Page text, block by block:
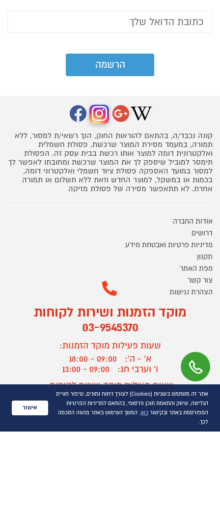
קונה נכבד/ה, בהתאם להוראות החוק, הנך רשאי/ת למסור, ללא
תמורה, במעמד מסירת המוצר שרכשת, פסולת חשמלית
ואלקטרונית דומה למוצר אותו רכשת בבית עסק זה. הפסולת
תימסר למוביל שיספק לך את המוצר שרכשת ומחובתו לאפשר לך
למסור במועד האספקה פסולת ציוד חשמלי ואלקטרוני דומה,
בכמות או במשקל, למוצר החדש וזאת ללא תשלום או תמורה
אחרת. לא תתאפשר מסירה של פסולת מזיקה
אודות החברה
דרושים
מדיניות פרטיות ואבטחת מידע
תקנון
מפת האתר
צור קשר
הצהרת נגישות
מוקד הזמנות ושירות לקוחות
03-9545370
שעות פעילות מוקד הזמנות:
א' - ה':
09:00 - 18:00
ו' וערבי חג:
09:00 - 13:00
שעות פעילות מוקד שירות לקוחות:
א' - ד':
09:00 - 16:30
ה :
09:00 - 16:00
חול המועד
?
אתר זה משתמש בעוגיות (Cookies) לצורך ניתוח נתונים, שיפור חוויית
הגלישה, שיווק והתאמת תוכן פרסומי, בהתאם למדיניות הפרטיות
המפורסמת באתר ובקישור כאן. המשך השימוש באתר מהווה הסכמה
לכך.
אישור